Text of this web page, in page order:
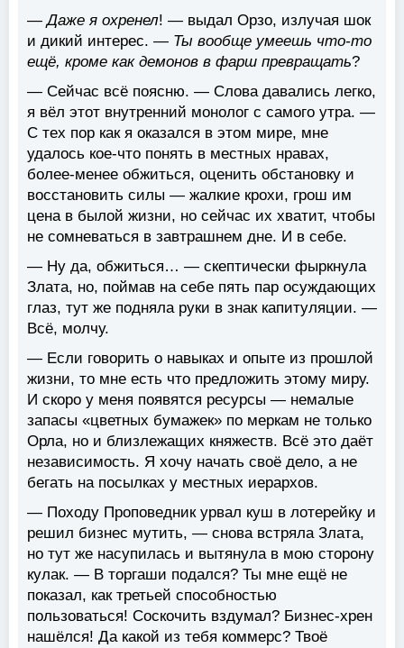
—Даже я охренел! — выдал Орзо, излучая шок
и дикий интерес. — Ты вообще умеешь что-то
ещё, кроме как демонов в фарш превращать?
— Сейчас всё поясню. — Слова давались легко,
я вёл этот внутренний монолог с самого утра. —
С тех пор как я оказался в этом мире, мне
удалось кое-что понять в местных нравах,
более-менее обжиться, оценить обстановку и
восстановить силы — жалкие крохи, грош им
цена в былой жизни, но сейчас их хватит, чтобы
не сомневаться в завтрашнем дне. И в себе.
— Ну да, обжиться… — скептически фыркнула
Злата, но, поймав на себе пять пар осуждающих
глаз, тут же подняла руки в знак капитуляции. —
Всё, молчу.
— Если говорить о навыках и опыте из прошлой
жизни, то мне есть что предложить этому миру.
И скоро у меня появятся ресурсы — немалые
запасы «цветных бумажек» по меркам не только
Орла, но и близлежащих княжеств. Всё это даёт
независимость. Я хочу начать своё дело, а не
бегать на посылках у местных иерархов.
— Походу Проповедник урвал куш в лотерейку и
решил бизнес мутить, — снова встряла Злата,
но тут же насупилась и вытянула в мою сторону
кулак. — В торгаши подался? Ты мне ещё не
показал, как третьей способностью
пользоваться! Соскочить вздумал? Бизнес-хрен
нашёлся! Да какой из тебя коммерс? Твоё